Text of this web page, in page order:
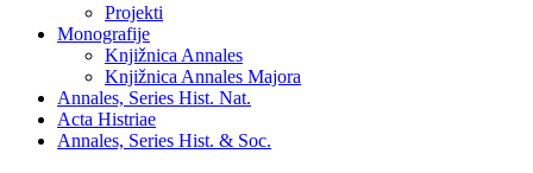
Projekti
Monografije
Knjižnica Annales
Knjižnica Annales Majora
Annales, Series Hist. Nat.
Acta Histriae
Annales, Series Hist. & Soc.